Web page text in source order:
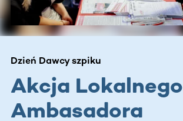
Dzień Dawcy szpiku
Akcja Lokalnego
Ambasadora